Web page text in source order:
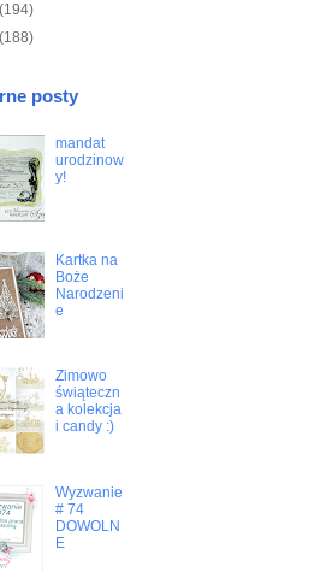
(194)
(188)
posty
mandat
urodzinow
y!
Kartka na
Boże
Narodzeni
e
Zimowo
świąteczn
a kolekcja
i candy :)
Wyzwanie
# 74
DOWOLN
E